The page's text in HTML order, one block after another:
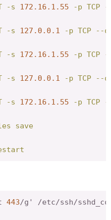
-s 172.16 .1 .55 -p TCP
-s 127.0 .0 .1 -p TCP --
-s 172.16 .1 .55 -p TCP
-s 127.0 .0 .1 -p TCP --
-s 172.16 .1 .55 -p TCP
save
443/g' /etc/ssh/